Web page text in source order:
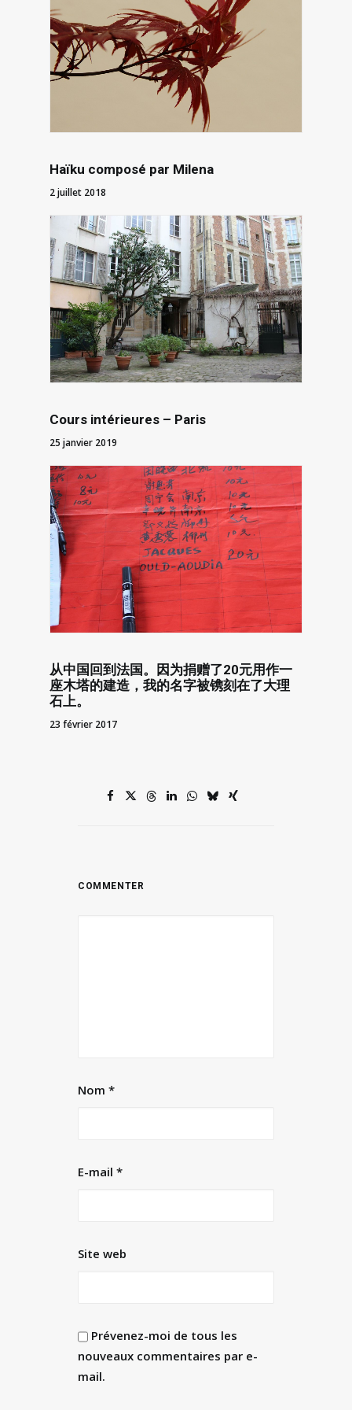
Haïku composé par Milena
2 juillet 2018
Cours intérieures – Paris
25 janvier 2019
从中国回到法国。因为捐赠了20元用作一
座木塔的建造，我的名字被镌刻在了大理
石上。
23 février 2017
Nom *
E-mail *
Site web
Prévenez-moi de tous les
nouveaux commentaires par e-
mail.